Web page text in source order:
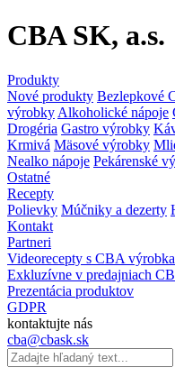
CBA SK, a.s.
Produkty
Nové produkty Bezlepkové
výrobky Alkoholické nápoje
Drogéria Gastro výrobky
Krmivá Mäsové výrobky
Nealko nápoje Pekárenské
Ostatné
Recepty
Polievky Múčniky a dezerty
Kontakt
Partneri
Videorecepty s CBA
Exkluzívne v predajniach
Prezentácia produktov
GDPR
kontaktujte nás
cba@cbask.sk